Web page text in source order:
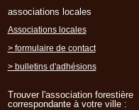
associations locales
Associations locales
> formulaire de contact
> bulletins d'adhésions
Trouver l'association forestière
correspondante à votre ville :